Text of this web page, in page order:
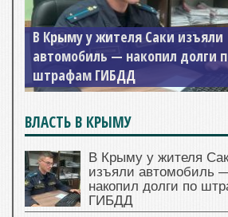
В Крыму у жителя Саки изъяли
автомобиль — накопил долги
штрафам ГИБДД
Севастопольская компания
заплатила 877 тысяч рублей
долга — арестовали счета
ВЛАСТЬ В КРЫМУ
В Крыму у жителя
изъяли автомобиль
накопил долги по
ГИБДД